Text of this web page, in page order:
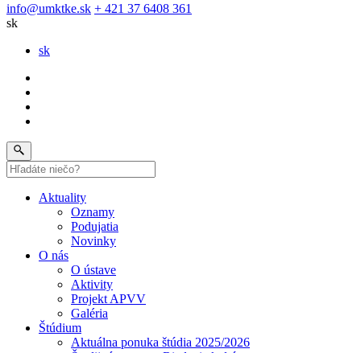
info@umktke.sk + 421 37 6408 361
sk
sk
Aktuality
Oznamy
Podujatia
Novinky
O nás
O ústave
Aktivity
Projekt APVV
Galéria
Štúdium
Aktuálna ponuka štúdia 2025/2026